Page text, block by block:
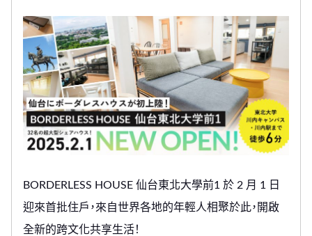
BORDERLESS HOUSE 仙台東北大學前1 於 2 月 1 日
迎來首批住戶，來自世界各地的年輕人相聚於此，開啟
全新的跨文化共享生活！